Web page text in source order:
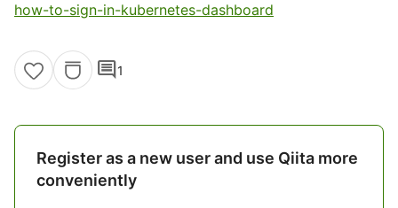
how-to-sign-in-kubernetes-dashboard
comment1
Register as a new user and use Qiita more
conveniently